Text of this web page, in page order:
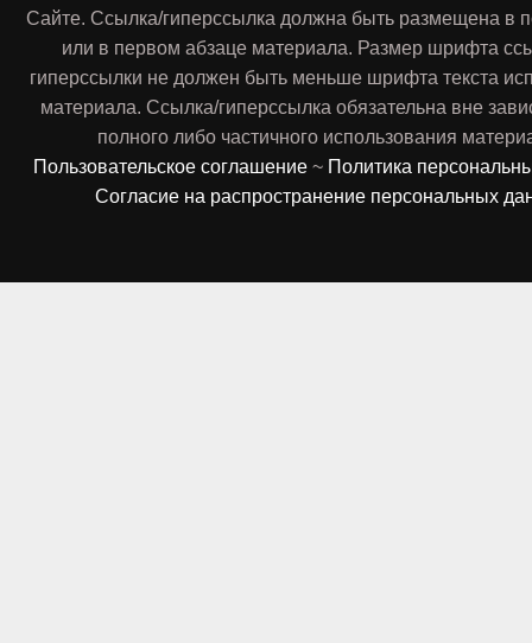
Сайте. Ссылка/гиперссылка должна быть размещена в
или в первом абзаце материала. Размер шрифта
гиперссылки не должен быть меньше шрифта текста
материала. Ссылка/гиперссылка обязательна вне
полного либо частичного использования
Пользовательское соглашение ~ Политика
Согласие на распространение персональных